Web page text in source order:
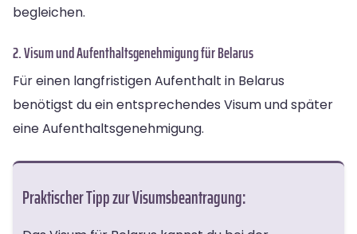
begleichen.
2. Visum und Aufenthaltsgenehmigung für Belarus
Für einen langfristigen Aufenthalt in Belarus
benötigst du ein entsprechendes Visum und später
eine Aufenthaltsgenehmigung.
Praktischer Tipp zur Visumsbeantragung: